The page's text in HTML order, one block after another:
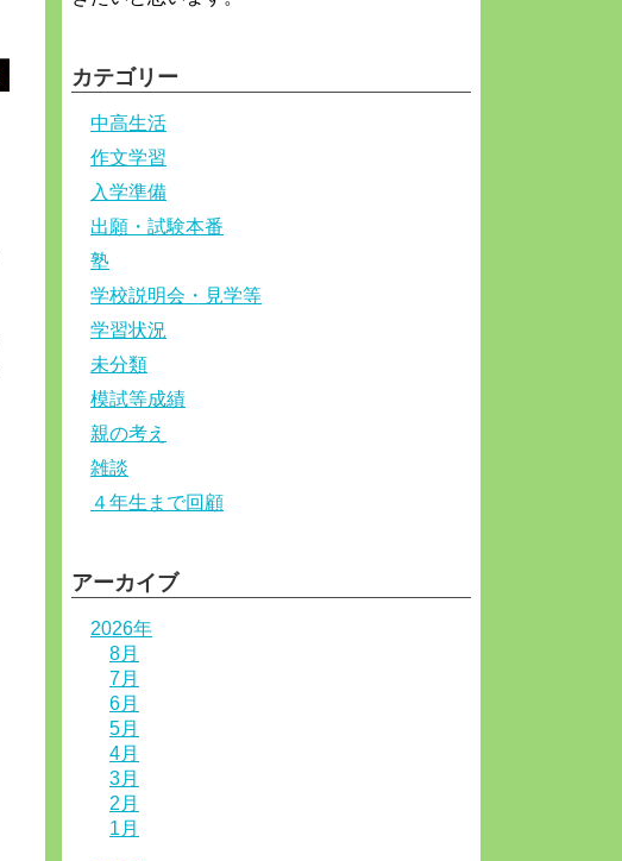
カテゴリー
中高生活
作文学習
入学準備
出願・試験本番
塾
学校説明会・見学等
学習状況
未分類
模試等成績
親の考え
雑談
４年生まで回顧
アーカイブ
2026年
8月
7月
6月
5月
4月
3月
2月
1月